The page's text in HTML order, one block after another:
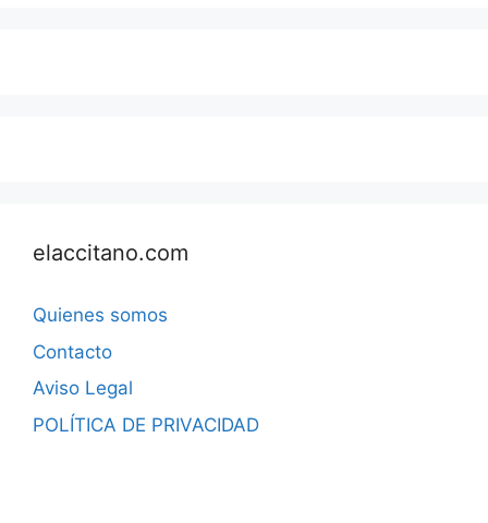
elaccitano.com
Quienes somos
Contacto
Aviso Legal
POLÍTICA DE PRIVACIDAD